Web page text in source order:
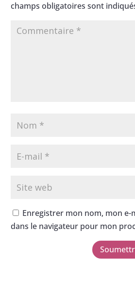
champs obligatoires sont
Enregistrer mon nom, mon e-
dans le navigateur pour mon